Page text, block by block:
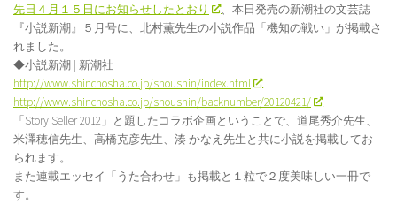
先日４月１５日にお知らせしたとおり
、本日発売の新潮社の文芸誌
『小説新潮』５月号に、北村薫先生の小説作品「機知の戦い」が掲載さ
れました。
◆小説新潮 | 新潮社
http://www.shinchosha.co.jp/shoushin/index.html
http://www.shinchosha.co.jp/shoushin/backnumber/20120421/
「Story Seller 2012」と題したコラボ企画ということで、道尾秀介先生、
米澤穂信先生、高橋克彦先生、湊 かなえ先生と共に小説を掲載してお
られます。
また連載エッセイ「うた合わせ」も掲載と１粒で２度美味しい一冊で
す。